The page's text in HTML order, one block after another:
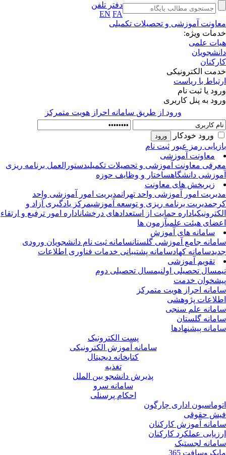
دفتر تلفن
EN FA
آموزشی و تحصیلات تکمیلی
ویژه:
علمی
الکترونیکی
با ریاست
یا ثبت نام
به پنل کاربری
ورود از طريق سامانه احراز هويت متمركز
ورود خودکار
رمز عبور ثبت نام
معاونت آموزشی
معاونت آموزشی و تحصیلات تکمیلیدستورالعمل برنامه ریزی
دانشگاهساختار و وظایف حوزه
زیربخش های معاونت
امور آموزشی واحد تهران مدیریت امور آموزشی واحد
مدیریت برنامه ریزی و توسعه آموزشیمرکز یادگیری آزاد و
اداره حمایت از استعدادهای درخشاناداره امور ترفیع و ارتقاء
هیئت علمیآزمون ها
سامانه های آموزش
جامع آموزشی گلستانسامانه ثبت نام دانشجویان ورودی
سامانه کهادسامانه پشتیبانی خدمات فناوری اطلاعات
تقویم آموزشی
تحصیلی اولنیمسال تحصیلی دوم
خدمت
احراز هویت متمرکز
پژوهشی
علم سنجی
گلستان
پیشنهادها
پست الکترونیک
سامانه آموزش الکترونیکی
کتابخانه دیجیتال
تغذیه
پذیرش دانشجو بین الملل
سامانه سرو
احکام پرسنلی
اداری چارگون
حقوقی
آموزش کارکنان
عملکرد کارکنان
لجستیک
365